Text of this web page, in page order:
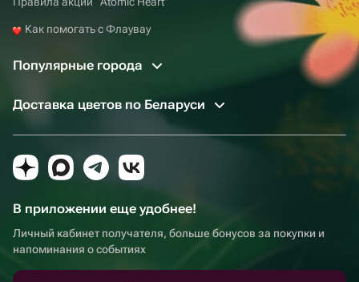
Как помогать с Флаувау
Популярные города
Доставка цветов по Беларуси
В приложении еще удобнее!
Личный кабинет получателя, больше бонусов за покупки и
напоминания о событиях